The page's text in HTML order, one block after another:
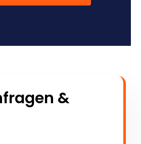
&